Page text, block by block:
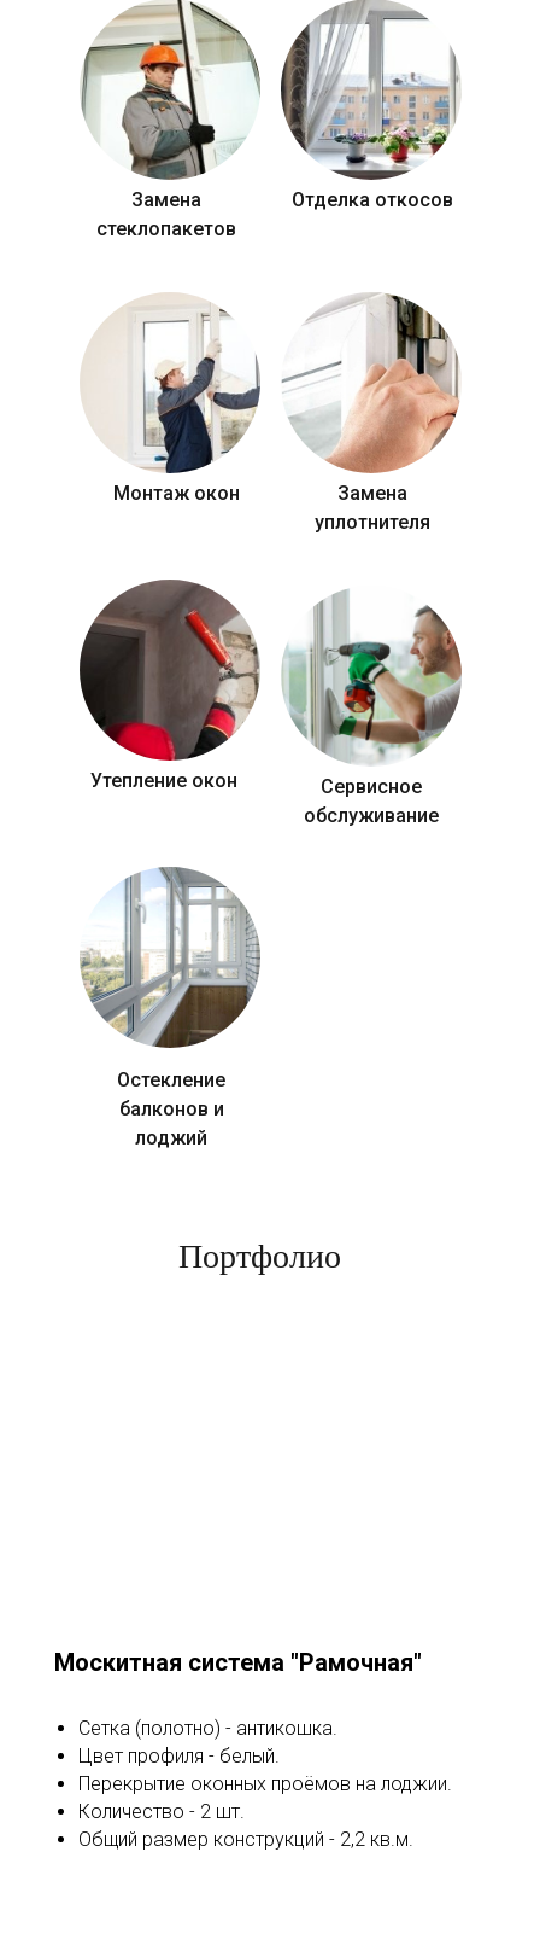
Замена
стеклопакетов
Отделка откосов
Монтаж окон
Замена
уплотнителя
Утепление окон
Сервисное
обслуживание
Остекление
балконов и
лоджий
Портфолио
Москитная система "Рамочная"
Сетка (полотно) - антикошка.
Цвет профиля - белый.
Перекрытие оконных проёмов на лоджии.
Количество - 2 шт.
Общий размер конструкций - 2,2 кв.м.